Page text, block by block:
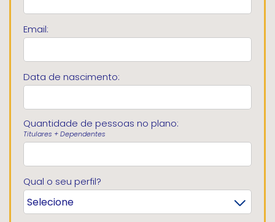
Email:
Data de nascimento:
Quantidade de pessoas no plano:
Titulares + Dependentes
Qual o seu perfil?